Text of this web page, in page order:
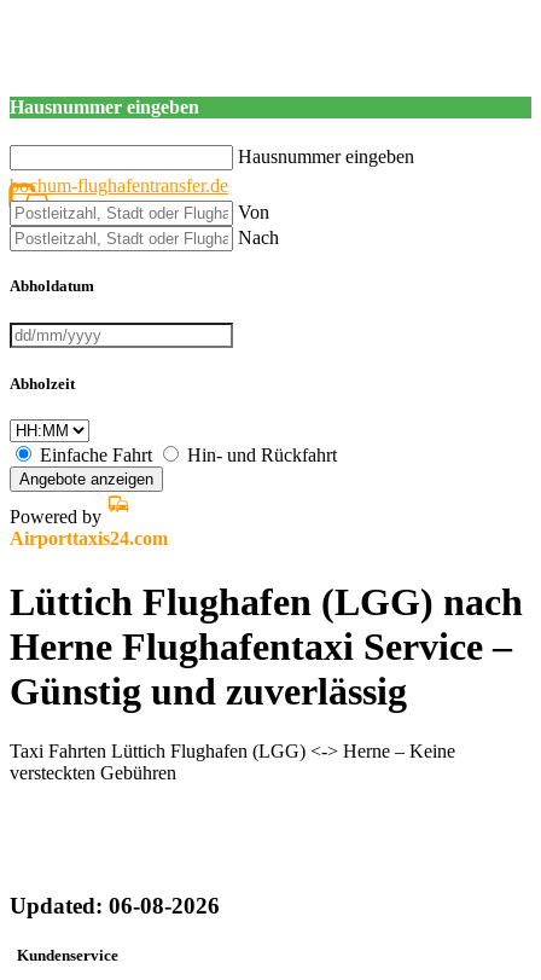
Hausnummer eingeben
Hausnummer eingeben
bochum-flughafentransfer.de
Von
Nach
Abholdatum
Abholzeit
Einfache Fahrt Hin- und Rückfahrt
Angebote anzeigen
Powered by
Airporttaxis24.com
Lüttich Flughafen (LGG) nach
Herne Flughafentaxi Service –
Günstig und zuverlässig
Taxi Fahrten Lüttich Flughafen (LGG) <-> Herne – Keine
versteckten Gebühren
Updated: 06-08-2026
Kundenservice